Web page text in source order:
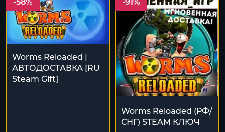
-58%
Worms Reloaded |
АВТОДОСТАВКА [RU
Steam Gift]
-91%
Worms Reloaded (РФ/
СНГ) STEAM КЛЮЧ